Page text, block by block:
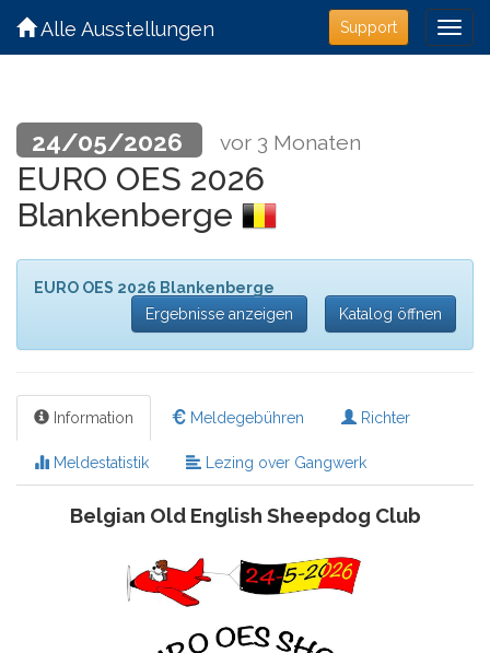
Support
Alle Ausstellungen
24/05/2026 vor 3 Monaten
EURO OES 2026
Blankenberge
EURO OES 2026 Blankenberge
Ergebnisse anzeigen
Katalog öffnen
Information Meldegebühren Richter
Meldestatistik Lezing over Gangwerk
Belgian Old English Sheepdog Club